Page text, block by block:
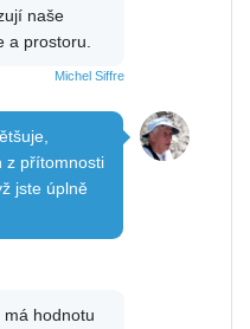
naše
a prostoru.
Michel Siffre
z přítomnosti
jste úplně
hodnotu